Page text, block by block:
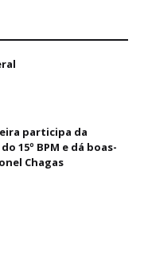
participa da
15º BPM e dá boas-
Chagas